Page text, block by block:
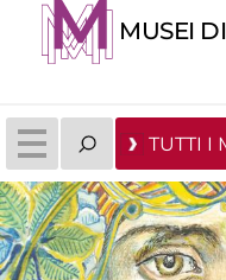
MUSEI
TUTTI I